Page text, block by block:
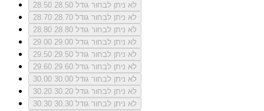
28.50
לא ניתן לבחור גודל 28.50
28.70
לא ניתן לבחור גודל 28.70
28.80
לא ניתן לבחור גודל 28.80
29.00
לא ניתן לבחור גודל 29.00
29.50
לא ניתן לבחור גודל 29.50
29.60
לא ניתן לבחור גודל 29.60
30.00
לא ניתן לבחור גודל 30.00
30.20
לא ניתן לבחור גודל 30.20
30.30
לא ניתן לבחור גודל 30.30